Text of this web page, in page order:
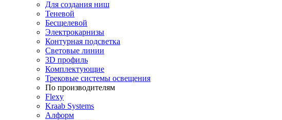
Для создания ниш
Теневой
Бесщелевой
Электрокарнизы
Контурная подсветка
Световые линии
3D профиль
Комплектующие
Трековые системы освещения
По производителям
Flexy
Kraab Systems
Алформ